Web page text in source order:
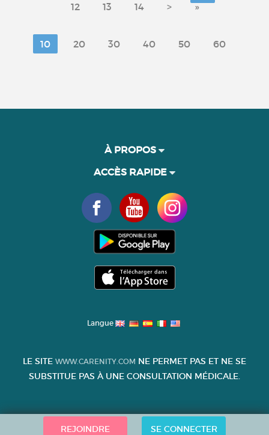
12
13 14 > »
10 20 30 40 50 60
REJOINDRE SE CONNECTER
À PROPOS
ACCÈS RAPIDE
Langue
LE SITE WWW.CARENITY.COM NE PERMET PAS ET NE SE
SUBSTITUE PAS À UNE CONSULTATION MÉDICALE.